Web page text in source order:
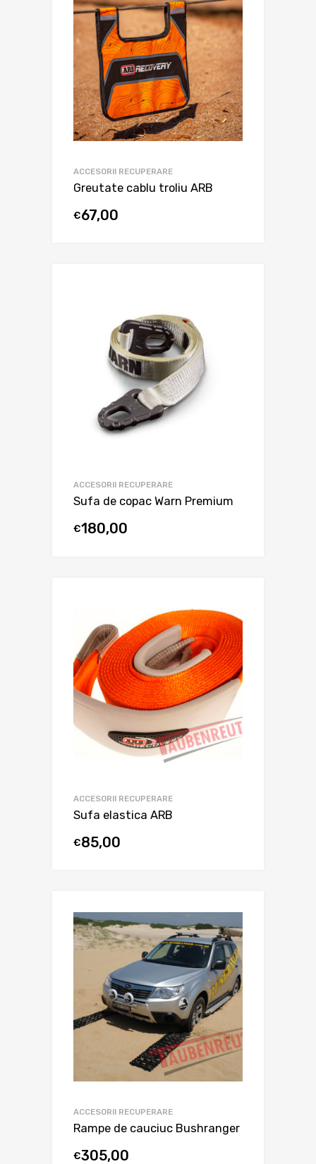
ACCESORII RECUPERARE
Greutate cablu troliu ARB
€67,00
ACCESORII RECUPERARE
Sufa de copac Warn Premium
€180,00
ACCESORII RECUPERARE
Sufa elastica ARB
€85,00
ACCESORII RECUPERARE
Rampe de cauciuc Bushranger
€305,00